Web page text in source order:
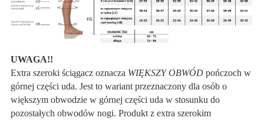
UWAGA!!
Extra szeroki ściągacz oznacza WIĘKSZY OBWÓD pończoch w
górnej części uda. Jest to wariant przeznaczony dla osób o
większym obwodzie w górnej części uda w stosunku do
pozostałych obwodów nogi. Produkt z extra szerokim